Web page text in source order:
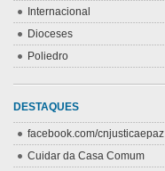
Internacional
Dioceses
Poliedro
DESTAQUES
facebook.com/cnjusticaepaz
Cuidar da Casa Comum